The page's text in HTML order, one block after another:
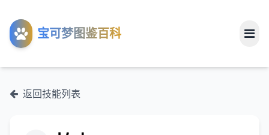
宝可梦图鉴百科
工具
关于
返回技能列表